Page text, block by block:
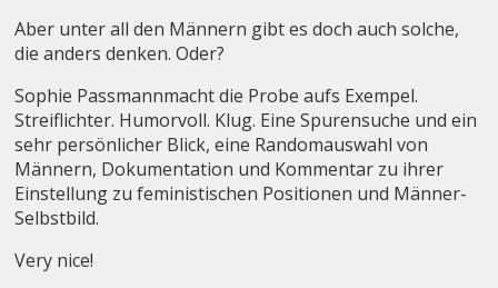
Aber unter all den Männern gibt es doch auch solche,
die anders denken. Oder?
Sophie Passmannmacht die Probe aufs Exempel.
Streiflichter. Humorvoll. Klug. Eine Spurensuche und ein
sehr persönlicher Blick, eine Randomauswahl von
Männern, Dokumentation und Kommentar zu ihrer
Einstellung zu feministischen Positionen und Männer-
Selbstbild.
Very nice!